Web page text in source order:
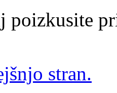
poizkusite
stran.